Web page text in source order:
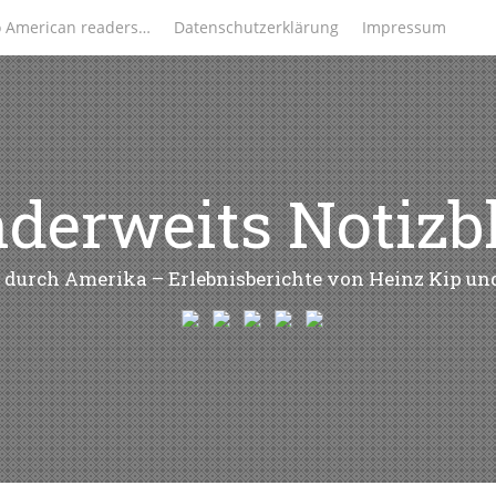
American readers… Datenschutzerklärung Impressum
Amerika – Erlebnisberichte von Heinz Kip